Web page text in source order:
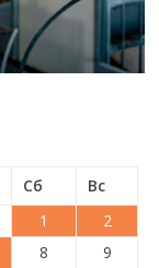
Сб
Вс
1
2
8
9